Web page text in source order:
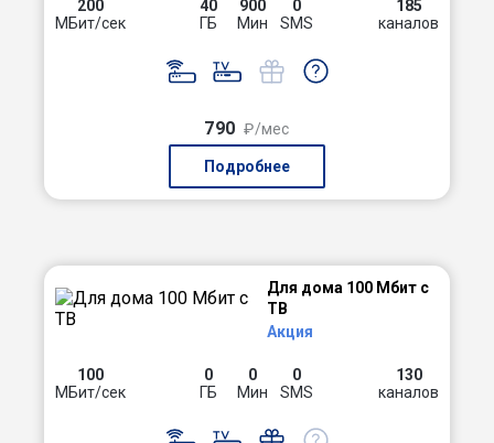
200
МБит/сек
40
ГБ
900
Мин
0
SMS
185
каналов
790 ₽/мес
Подробнее
Для дома 100 Мбит с
ТВ
Акция
100
МБит/сек
0
ГБ
0
Мин
0
SMS
130
каналов